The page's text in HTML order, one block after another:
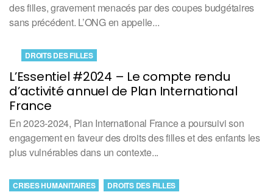
des filles, gravement menacés par des coupes budgétaires
sans précédent. L’ONG en appelle...
L’Essentiel #2024 – Le compte rendu
d’activité annuel de Plan International
France
DROITS DES FILLES
En 2023-2024, Plan International France a poursuivi son
engagement en faveur des droits des filles et des enfants les
plus vulnérables dans un contexte...
CRISES HUMANITAIRES DROITS DES FILLES